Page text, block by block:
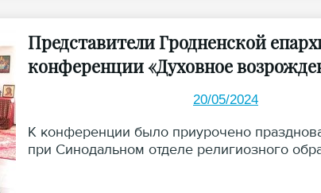
Представители Гродненской
конференции «Духовное
20/05/2024
К конференции было приурочено
при Синодальном отделе религиозного